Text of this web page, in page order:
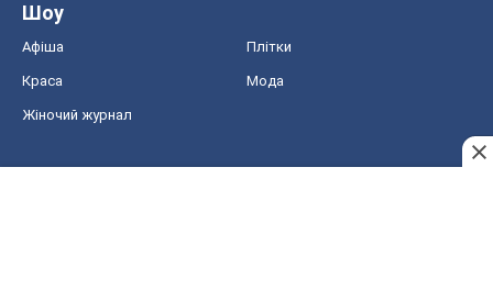
Шоу
Афіша Плітки
Краса Мода
Жіночий журнал